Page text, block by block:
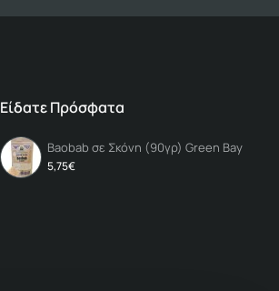
Είδατε Πρόσφατα
Baobab σε Σκόνη (90γρ) Green Bay
5,75€